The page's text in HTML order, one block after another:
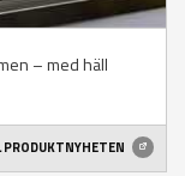
– med häll
PRODUKTNYHETEN